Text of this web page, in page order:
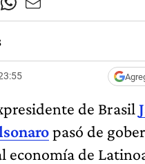
de Brasil
pasó de
economía de